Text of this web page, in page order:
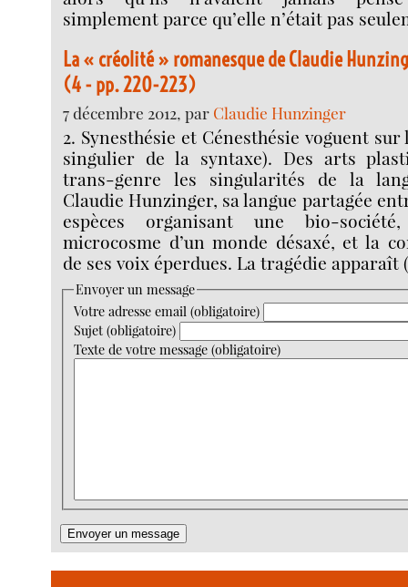
simplement parce qu’elle n’était pas
La « créolité » romanesque de Claudie
(4 - pp. 220-223)
7 décembre 2012, par Claudie Hunzinger
2. Synesthésie et Cénesthésie voguent sur
singulier de la syntaxe). Des arts
trans-genre les singularités de la
Claudie Hunzinger, sa langue partagée
espèces organisant une bio-
microcosme d’un monde désaxé, et la
de ses voix éperdues. La tragédie apparaît
Envoyer un message
Votre adresse email (obligatoire)
Sujet (obligatoire)
Texte de votre message (obligatoire)